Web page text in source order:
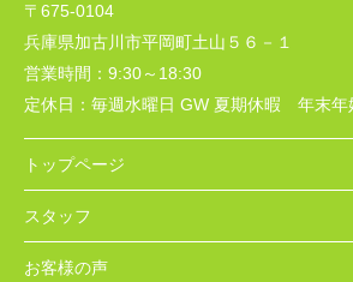
〒675-0104
兵庫県加古川市平岡町土山５６－１
営業時間： 9:30～18:30
定休日： 毎週水曜日 GW 夏期休暇 年末年
トップページ
スタッフ
お客様の声